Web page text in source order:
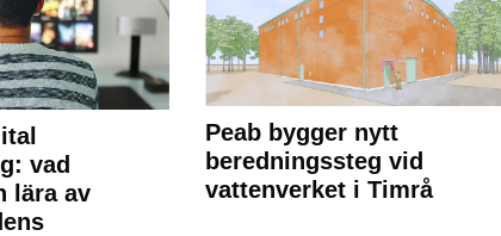
vad
lära av
Peab bygger nytt
beredningssteg vid
vattenverket i Timrå